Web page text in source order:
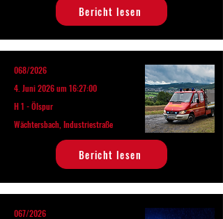
Bericht lesen
068/2026
4. Juni 2026 um 16:27:00
H 1 - Ölspur
Wächtersbach, Industriestraße
Bericht lesen
067/2026